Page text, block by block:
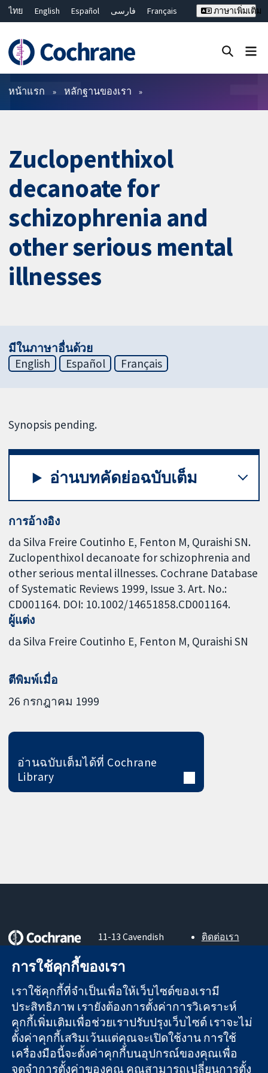
ไทย English Español فارسی
Français
Bahasa Malaysia
繁體中文 简体中文
ภาษาเพิ่มเติม
ตัวกรอง
หน้าแรก หลักฐานของเรา
Zuclopenthixol
decanoate for
schizophrenia and
other serious mental
illnesses
มีในภาษาอื่นด้วย
English
Español Français
Synopsis pending.
อ่านบทคัดย่อฉบับเต็ม
การอ้างอิง
da Silva Freire Coutinho E, Fenton M, Quraishi SN.
Zuclopenthixol decanoate for schizophrenia and
other serious mental illnesses. Cochrane Database
of Systematic Reviews 1999, Issue 3. Art. No.:
CD001164. DOI: 10.1002/14651858.CD001164.
ผู้แต่ง
da Silva Freire Coutinho E Fenton M Quraishi SN
ตีพิมพ์เมื่อ
26 กรกฎาคม 1999
อ่านฉบับเต็มได้ที่ Cochrane
Library
หลักฐานที่เชื่อถือ
ได้
สู่การตัดสินใจ
อย่างมีข้อมูล
เพื่อสุขภาพที่ดีขึ้น
11-13 Cavendish
London
United Kingdom
ติดต่อเรา
About us
ตำแหน่งงาน
Cochrane
Library
การใช้คุกกี้ของเรา
เราใช้คุกกี้ที่จำเป็นเพื่อให้เว็บไซต์ของเรามี
ประสิทธิภาพ เรายังต้องการตั้งค่าการวิเคราะห์
คุกกี้เพิ่มเติมเพื่อช่วยเราปรับปรุงเว็บไซต์ เราจะไม่
ตั้งค่าคุกกี้เสริมเว้นแต่คุณจะเปิดใช้งาน การใช้
เครื่องมือนี้จะตั้งค่าคุกกี้บนอุปกรณ์ของคุณเพื่อ
จดจำการตั้งค่าของคุณ คุณสามารถเปลี่ยนการตั้ง